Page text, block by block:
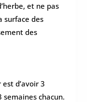
et ne pas
surface des
des
d’avoir 3
chacun.